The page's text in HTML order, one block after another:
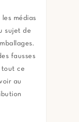
médias
sujet de
fausses
tout ce
au